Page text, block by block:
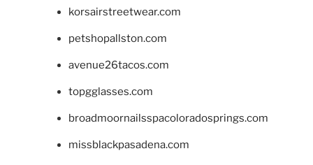
korsairstreetwear.com
petshopallston.com
avenue26tacos.com
topgglasses.com
broadmoornailsspacoloradosprings.com
missblackpasadena.com